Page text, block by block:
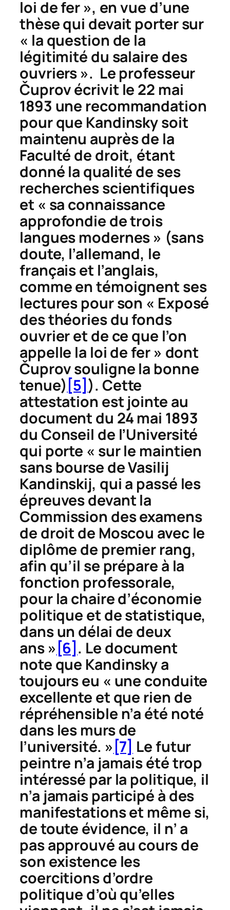
loi de fer », en vue d’une
thèse qui devait porter sur
« la question de la
légitimité du salaire des
ouvriers ». Le professeur
Čuprov écrivit le 22 mai
1893 une recommandation
pour que Kandinsky soit
maintenu auprès de la
Faculté de droit, étant
donné la qualité de ses
recherches scientifiques
et « sa connaissance
approfondie de trois
langues modernes » (sans
doute, l’allemand, le
français et l’anglais,
comme en témoignent ses
lectures pour son « Exposé
des théories du fonds
ouvrier et de ce que l’on
appelle la loi de fer » dont
Čuprov souligne la bonne
tenue) [5] ). Cette
attestation est jointe au
document du 24 mai 1893
du Conseil de l’Université
qui porte « sur le maintien
sans bourse de Vasilij
Kandinskij, qui a passé les
épreuves devant la
Commission des examens
de droit de Moscou avec le
diplôme de premier rang,
afin qu’il se prépare à la
fonction professorale,
pour la chaire d’économie
politique et de statistique,
dans un délai de deux
ans » [6] . Le document
note que Kandinsky a
toujours eu « une conduite
excellente et que rien de
répréhensible n’a été noté
dans les murs de
l’université. » [7] Le futur
peintre n’a jamais été trop
intéressé par la politique, il
n’a jamais participé à des
manifestations et même si,
de toute évidence, il n’ a
pas approuvé au cours de
son existence les
coercitions d’ordre
politique d’où qu’elles